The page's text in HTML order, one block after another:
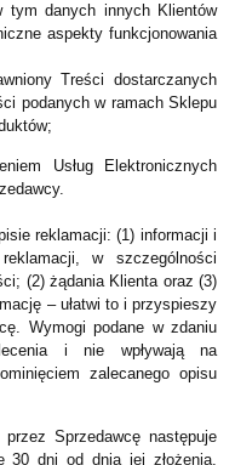
tym danych innych Klientów
aspekty funkcjonowania
Treści dostarczanych
podanych w ramach Sklepu
Usług Elektronicznych
reklamacji: (1) informacji i
w szczególności
(2) żądania Klienta oraz (3)
– ułatwi to i przyspieszy
Wymogi podane w zdaniu
i nie wpływają na
zalecanego opisu
Sprzedawcę następuje
30 dni od dnia jej złożenia,